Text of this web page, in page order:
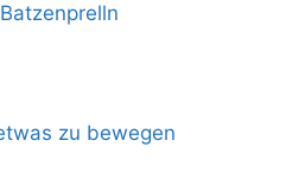
zu bewegen